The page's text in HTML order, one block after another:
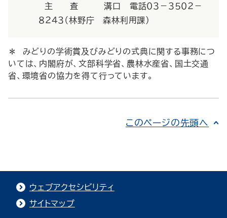
主 査 溝口 電話０３－３５０２－
８２４３（林野庁 森林利用課）
＊ みどりの学術賞及びみどりの式典に関する事務につ
いては、内閣府が、文部科学省、農林水産省、国土交通
省、環境省の協力を得て行っています。
このページの先頭へ
ウェブアクセシビリティ
サイトマップ